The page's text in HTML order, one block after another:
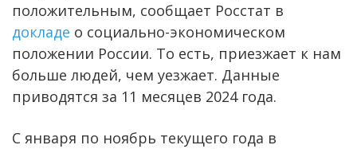
положительным, сообщает Росстат в
докладе о социально-экономическом
положении России. То есть, приезжает к нам
больше людей, чем уезжает. Данные
приводятся за 11 месяцев 2024 года.
С января по ноябрь текущего года в